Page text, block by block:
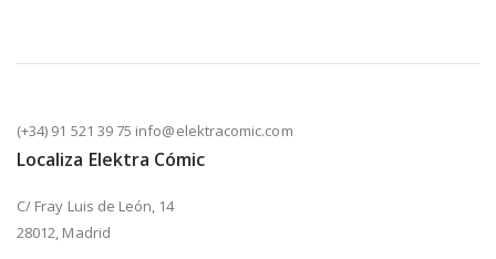
(+34) 91 521 39 75 info@elektracomic.com
Localiza Elektra Cómic
C/ Fray Luis de León, 14
28012, Madrid